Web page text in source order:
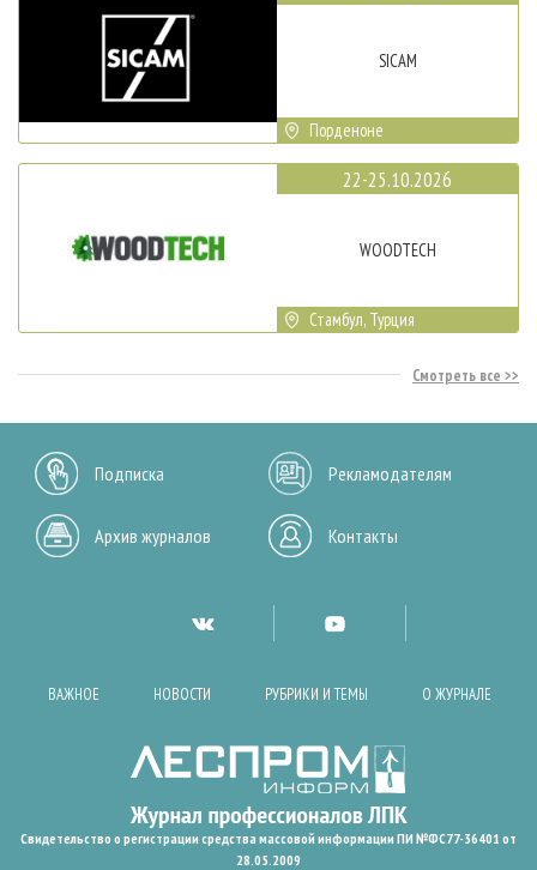
SICAM
Порденоне
22-25.10.2026
WOODTECH
Стамбул, Турция
Смотреть все
Подписка Рекламодателям
Архив журналов Контакты
ВАЖНОЕ НОВОСТИ РУБРИКИ И ТЕМЫ О ЖУРНАЛЕ
Свидетельство о регистрации средства массовой информации ПИ №ФС77-36401 от
28.05.2009